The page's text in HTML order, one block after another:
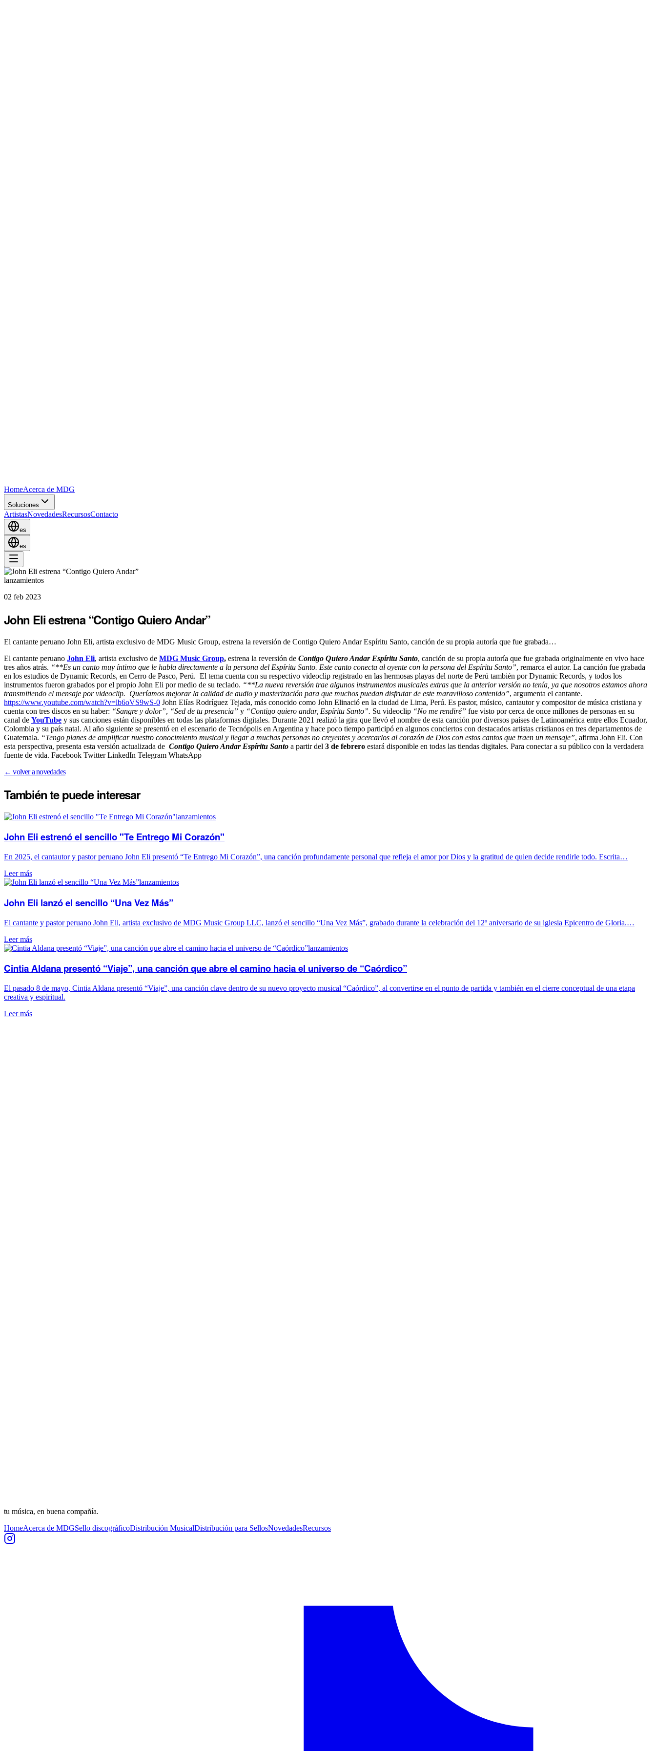
HomeAcerca de MDG
Soluciones
ArtistasNovedadesRecursosContacto
es
es
lanzamientos
02 feb 2023
John Eli estrena “Contigo Quiero Andar”
El cantante peruano John Eli, artista exclusivo de MDG Music Group, estrena la reversión de Contigo Quiero Andar Espíritu Santo, canción de su propia autoría que fue grabada…
El cantante peruano John Eli, artista exclusivo de MDG Music Group, estrena la reversión de Contigo Quiero Andar Espíritu Santo, canción de su propia autoría que fue grabada originalmente en vivo hace
tres años atrás. “**Es un canto muy íntimo que le habla directamente a la persona del Espíritu Santo. Este canto conecta al oyente con la persona del Espíritu Santo”, remarca el autor. La canción fue grabada
en los estudios de Dynamic Records, en Cerro de Pasco, Perú. El tema cuenta con su respectivo videoclip registrado en las hermosas playas del norte de Perú también por Dynamic Records, y todos los
instrumentos fueron grabados por el propio John Eli por medio de su teclado. “**La nueva reversión trae algunos instrumentos musicales extras que la anterior versión no tenía, ya que nosotros estamos ahora
transmitiendo el mensaje por videoclip. Queríamos mejorar la calidad de audio y masterización para que muchos puedan disfrutar de este maravilloso contenido”, argumenta el cantante.
https://www.youtube.com/watch?v=lb6oVS9wS-0 John Elías Rodríguez Tejada, más conocido como John Elinació en la ciudad de Lima, Perú. Es pastor, músico, cantautor y compositor de música cristiana y
cuenta con tres discos en su haber: “Sangre y dolor”, “Sed de tu presencia” y “Contigo quiero andar, Espíritu Santo”. Su videoclip “No me rendiré” fue visto por cerca de once millones de personas en su
canal de YouTube y sus canciones están disponibles en todas las plataformas digitales. Durante 2021 realizó la gira que llevó el nombre de esta canción por diversos países de Latinoamérica entre ellos Ecuador,
Colombia y su país natal. Al año siguiente se presentó en el escenario de Tecnópolis en Argentina y hace poco tiempo participó en algunos conciertos con destacados artistas cristianos en tres departamentos de
Guatemala. “Tengo planes de amplificar nuestro conocimiento musical y llegar a muchas personas no creyentes y acercarlos al corazón de Dios con estos cantos que traen un mensaje”, afirma John Eli. Con
esta perspectiva, presenta esta versión actualizada de Contigo Quiero Andar Espíritu Santo a partir del 3 de febrero estará disponible en todas las tiendas digitales. Para conectar a su público con la verdadera
fuente de vida. Facebook Twitter LinkedIn Telegram WhatsApp
← volver a novedades
También te puedeinteresar
lanzamientos
John Eli estrenó el sencillo "Te Entrego Mi Corazón"
En 2025, el cantautor y pastor peruano John Eli presentó “Te Entrego Mi Corazón”, una canción profundamente personal que refleja el amor por Dios y la gratitud de quien decide rendirle todo. Escrita…
Leer más
lanzamientos
John Eli lanzó el sencillo “Una Vez Más”
El cantante y pastor peruano John Eli, artista exclusivo de MDG Music Group LLC, lanzó el sencillo “Una Vez Más”, grabado durante la celebración del 12º aniversario de su iglesia Epicentro de Gloria.…
Leer más
lanzamientos
Cintia Aldana presentó “Viaje”, una canción que abre el camino hacia el universo de “Caórdico”
El pasado 8 de mayo, Cintia Aldana presentó “Viaje”, una canción clave dentro de su nuevo proyecto musical “Caórdico”, al convertirse en el punto de partida y también en el cierre conceptual de una etapa
creativa y espiritual.
Leer más
tu música, en buena compañía.
HomeAcerca de MDGSello discográficoDistribución MusicalDistribución para SellosNovedadesRecursos